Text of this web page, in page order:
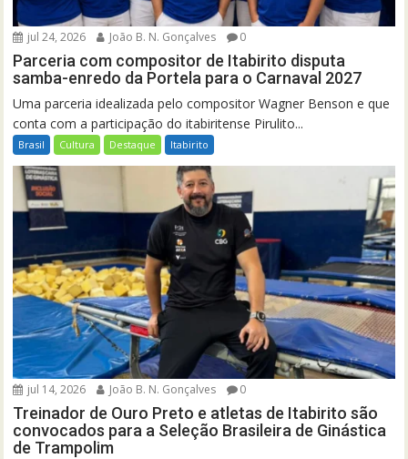
jul 24, 2026 João B. N. Gonçalves 0
Parceria com compositor de Itabirito disputa
samba-enredo da Portela para o Carnaval 2027
Uma parceria idealizada pelo compositor Wagner Benson e que
conta com a participação do itabiritense Pirulito...
Brasil Cultura Destaque Itabirito
jul 14, 2026 João B. N. Gonçalves 0
Treinador de Ouro Preto e atletas de Itabirito são
convocados para a Seleção Brasileira de Ginástica
de Trampolim